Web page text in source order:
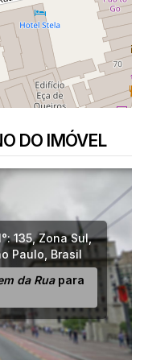
DO IMÓVEL
135,Zona Sul,
Paulo Brasil
da Ruapara